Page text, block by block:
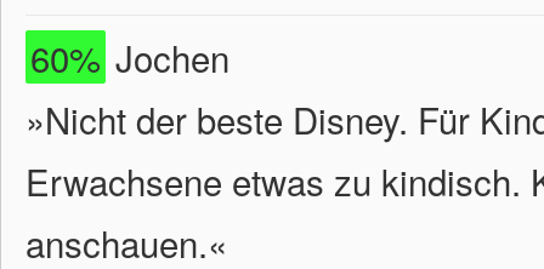
60% Jochen
»Nicht der beste Disney. Für
Erwachsene etwas zu kindisch.
anschauen.«